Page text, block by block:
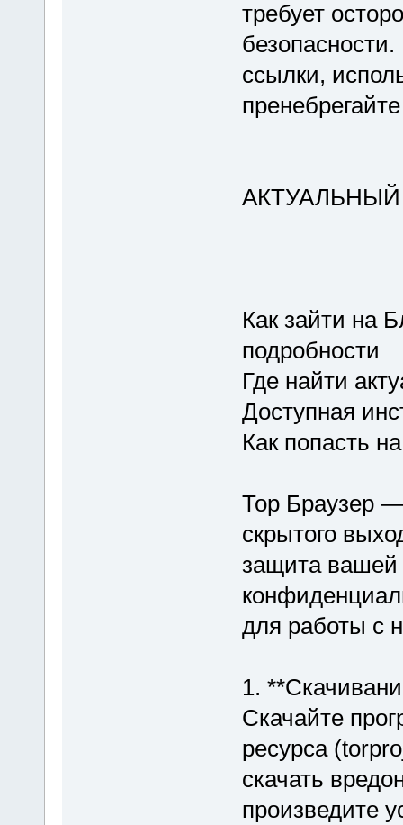
требует
безопасности.
ссылки,
Как зайти на
подробности
Где найти
Доступная
Как попасть
Тор Браузер
скрытого
защита вашей
для работы с
1.
Скачайте
ресурса
скачать
произведите